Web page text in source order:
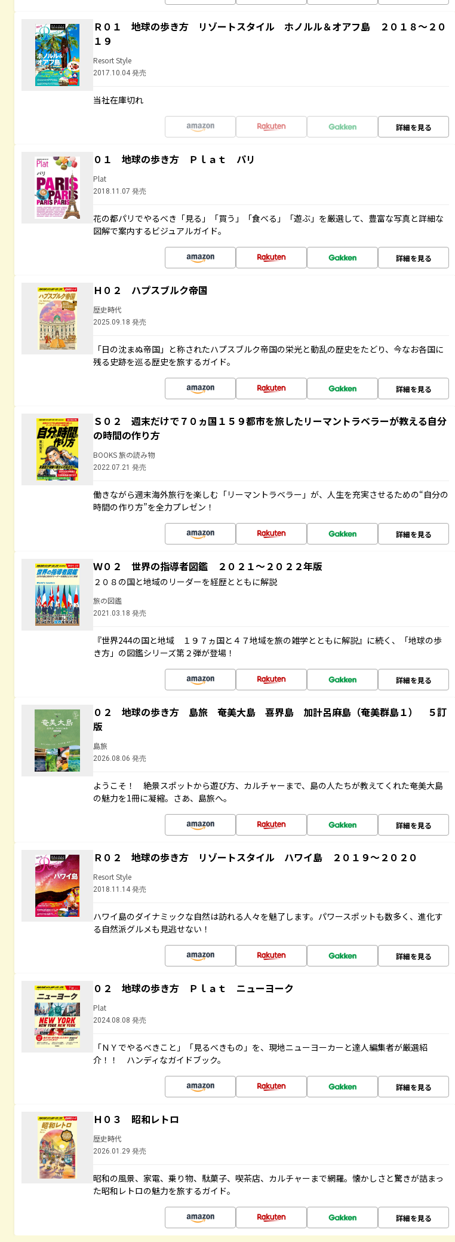
Ｒ０１ 地球の歩き方 リゾートスタイル ホノルル＆オアフ島 ２０１８～２０
１９
Resort Style
2017.10.04 発売
当社在庫切れ
詳細を見る
０１ 地球の歩き方 Ｐｌａｔ パリ
Plat
2018.11.07 発売
花の都パリでやるべき「見る」「買う」「食べる」「遊ぶ」を厳選して、豊富な写真と詳細な
図解で案内するビジュアルガイド。
詳細を見る
Ｈ０２ ハプスブルク帝国
歴史時代
2025.09.18 発売
「日の沈まぬ帝国」と称されたハプスブルク帝国の栄光と動乱の歴史をたどり、今なお各国に
残る史跡を巡る歴史を旅するガイド。
詳細を見る
Ｓ０２ 週末だけで７０ヵ国１５９都市を旅したリーマントラベラーが教える自分
の時間の作り方
BOOKS 旅の読み物
2022.07.21 発売
働きながら週末海外旅行を楽しむ「リーマントラベラー」が、人生を充実させるための“自分の
時間の作り方”を全力プレゼン！
詳細を見る
Ｗ０２ 世界の指導者図鑑 ２０２１～２０２２年版
２０８の国と地域のリーダーを経歴とともに解説
旅の図鑑
2021.03.18 発売
『世界244の国と地域 １９７ヵ国と４７地域を旅の雑学とともに解説』に続く、「地球の歩
き方」の図鑑シリーズ第２弾が登場！
詳細を見る
０２ 地球の歩き方 島旅 奄美大島 喜界島 加計呂麻島（奄美群島１） ５訂
版
島旅
2026.08.06 発売
ようこそ！ 絶景スポットから遊び方、カルチャーまで、島の人たちが教えてくれた奄美大島
の魅力を1冊に凝縮。さあ、島旅へ。
詳細を見る
Ｒ０２ 地球の歩き方 リゾートスタイル ハワイ島 ２０１９～２０２０
Resort Style
2018.11.14 発売
ハワイ島のダイナミックな自然は訪れる人々を魅了します。パワースポットも数多く、進化す
る自然派グルメも見逃せない！
詳細を見る
０２ 地球の歩き方 Ｐｌａｔ ニューヨーク
Plat
2024.08.08 発売
「ＮＹでやるべきこと」「見るべきもの」を、現地ニューヨーカーと達人編集者が厳選紹
介！！ ハンディなガイドブック。
詳細を見る
Ｈ０３ 昭和レトロ
歴史時代
2026.01.29 発売
昭和の風景、家電、乗り物、駄菓子、喫茶店、カルチャーまで網羅。懐かしさと驚きが詰まっ
た昭和レトロの魅力を旅するガイド。
詳細を見る